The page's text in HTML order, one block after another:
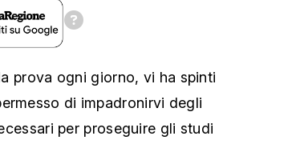
prova ogni giorno, vi ha spinti
di impadronirvi degli
per proseguire gli studi